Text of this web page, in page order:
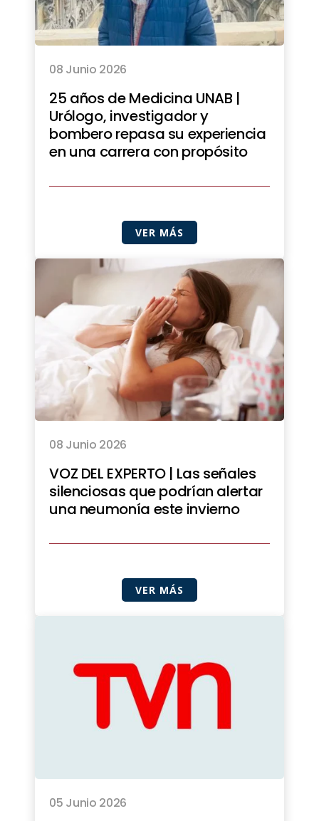
08 Junio 2026
25 años de Medicina UNAB |
Urólogo, investigador y
bombero repasa su experiencia
en una carrera con propósito
VER MÁS
08 Junio 2026
VOZ DEL EXPERTO | Las señales
silenciosas que podrían alertar
una neumonía este invierno
VER MÁS
05 Junio 2026